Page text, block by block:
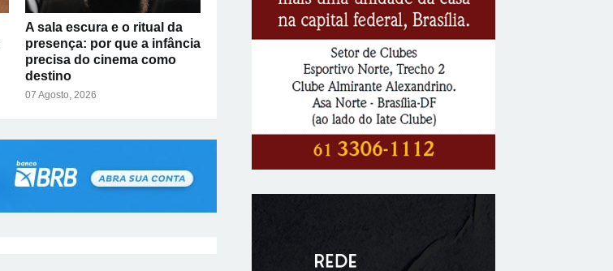
A sala escura e o ritual da
presença: por que a infância
precisa do cinema como
destino
07 Agosto, 2026